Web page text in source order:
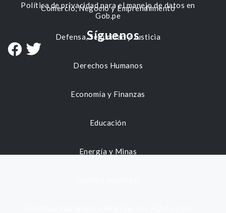
Comercio, Negocio y Emprendimiento
Defensa, Seguridad y Justicia
Derechos Humanos
Economía y Finanzas
Educación
Energía y Minas
Política de privacidad para el manejo de datos en
Gob.pe
Síguenos